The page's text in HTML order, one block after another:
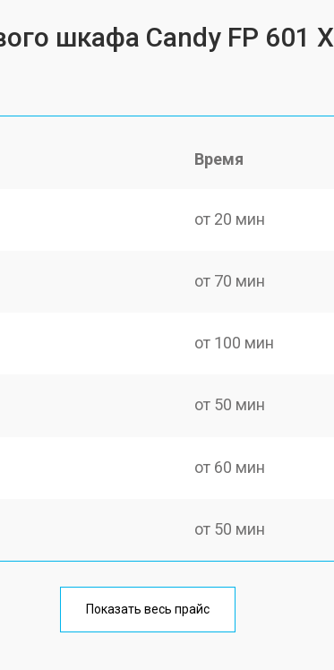
шкафа Candy FP 601 X
Время
от 20 мин
от 70 мин
от 100 мин
от 50 мин
от 60 мин
от 50 мин
от 90 мин
Показать весь прайс